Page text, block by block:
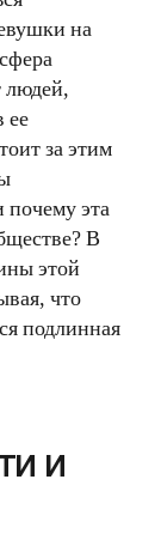
на
людей,
ее
за этим
почему эта
В
этой
что
подлинная
и